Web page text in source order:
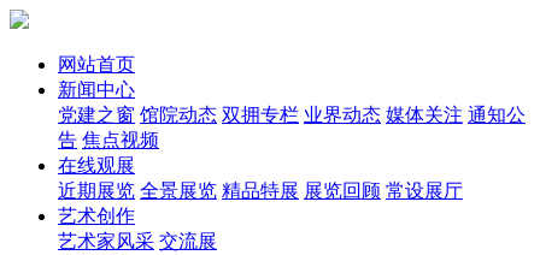
网站首页
新闻中心
党建之窗 馆院动态 双拥专栏 业界动态 媒体关注 通知公
告 焦点视频
在线观展
近期展览 全景展览 精品特展 展览回顾 常设展厅
艺术创作
艺术家风采 交流展